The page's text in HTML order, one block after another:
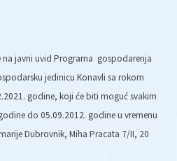
na javni uvid Programa gospodarenja
jedinicu Konavli sa rokom
godine, koji će biti moguć svakim
do 05.09.2012. godine u vremenu
Dubrovnik, Miha Pracata 7/II, 20